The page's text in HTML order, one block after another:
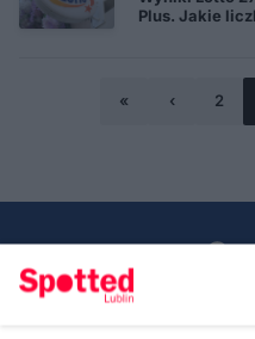
Plus. Jakie
« ‹ 2